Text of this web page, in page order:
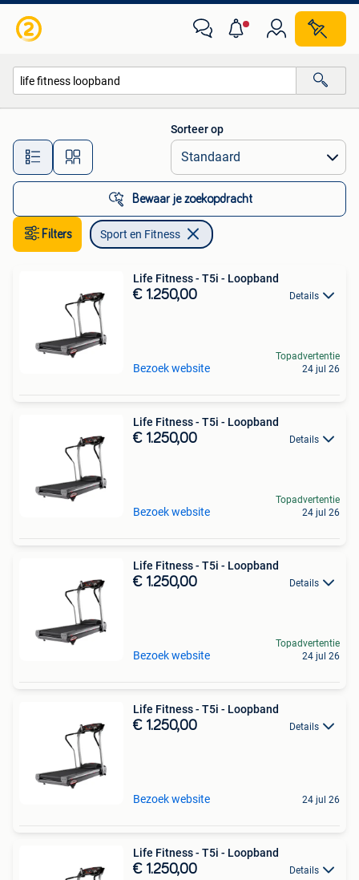
Alle afstanden…
Sorteer op
Bewaar je zoekopdracht
Filters Sport en Fitness
Life Fitness - T5i - Loopband
€ 1.250,00 Details
Bezoek website
Topadvertentie
24 jul 26
Life Fitness - T5i - Loopband
€ 1.250,00 Details
Bezoek website
Topadvertentie
24 jul 26
Life Fitness - T5i - Loopband
€ 1.250,00 Details
Bezoek website
Topadvertentie
24 jul 26
Life Fitness - T5i - Loopband
€ 1.250,00 Details
Bezoek website 24 jul 26
Life Fitness - T5i - Loopband
€ 1.250,00 Details